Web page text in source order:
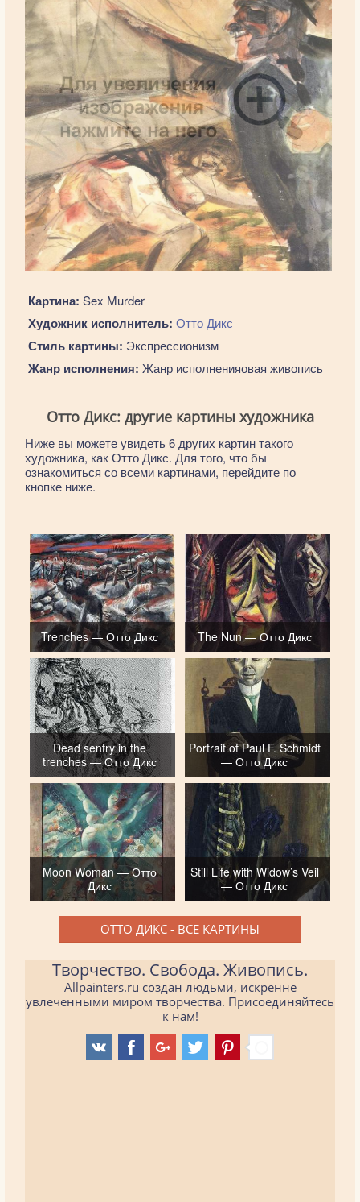
Картина: Sex Murder
Художник исполнитель: Отто Дикс
Стиль картины: Экспрессионизм
Жанр исполнения: Жанр исполненияовая живопись
Отто Дикс: другие картины художника
Ниже вы можете увидеть 6 других картин такого
художника, как Отто Дикс. Для того, что бы
ознакомиться со всеми картинами, перейдите по
кнопке ниже.
Trenches — Отто Дикс The Nun — Отто Дикс
Dead sentry in the
trenches — Отто Дикс
Portrait of Paul F. Schmidt
— Отто Дикс
Moon Woman — Отто
Дикс
Still Life with Widow’s Veil
— Отто Дикс
ОТТО ДИКС - ВСЕ КАРТИНЫ
Творчество. Свобода. Живопись.
Allpainters.ru создан людьми, искренне
увлеченными миром творчества. Присоединяйтесь
к нам!